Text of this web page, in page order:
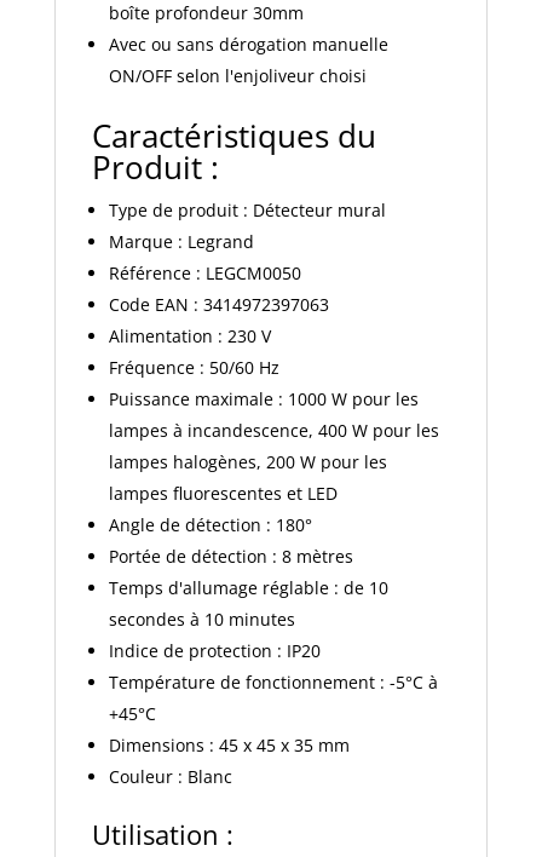
boîte profondeur 30mm
Avec ou sans dérogation manuelle
ON/OFF selon l'enjoliveur choisi
Caractéristiques du
Produit :
Type de produit : Détecteur mural
Marque : Legrand
Référence : LEGCM0050
Code EAN : 3414972397063
Alimentation : 230 V
Fréquence : 50/60 Hz
Puissance maximale : 1000 W pour les
lampes à incandescence, 400 W pour les
lampes halogènes, 200 W pour les
lampes fluorescentes et LED
Angle de détection : 180°
Portée de détection : 8 mètres
Temps d'allumage réglable : de 10
secondes à 10 minutes
Indice de protection : IP20
Température de fonctionnement : -5°C à
+45°C
Dimensions : 45 x 45 x 35 mm
Couleur : Blanc
Utilisation :